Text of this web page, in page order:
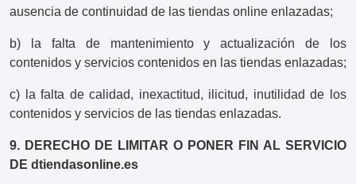
ausencia de continuidad de las tiendas online enlazadas;
b) la falta de mantenimiento y actualización de los
contenidos y servicios contenidos en las tiendas enlazadas;
c) la falta de calidad, inexactitud, ilicitud, inutilidad de los
contenidos y servicios de las tiendas enlazadas.
9. DERECHO DE LIMITAR O PONER FIN AL SERVICIO
DE dtiendasonline.es